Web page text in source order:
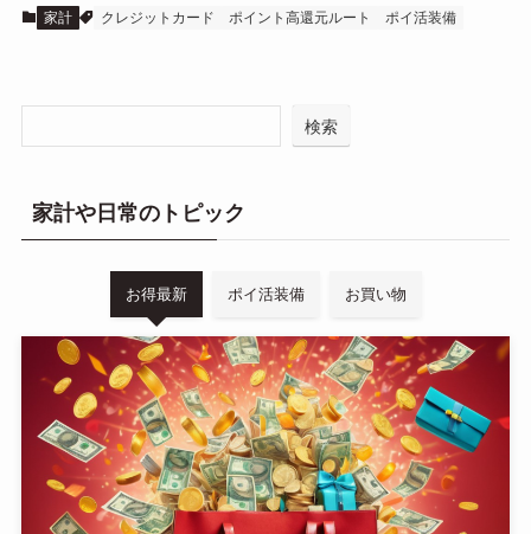
家計 クレジットカード ポイント高還元ルート ポイ活装備
検索
家計や日常のトピック
お得最新 ポイ活装備 お買い物